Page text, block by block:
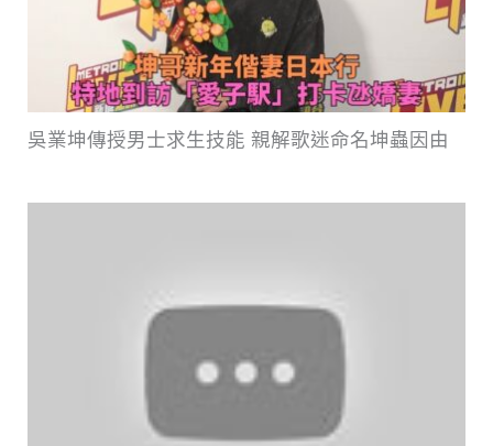
吳業坤傳授男士求生技能 親解歌迷命名坤蟲因由